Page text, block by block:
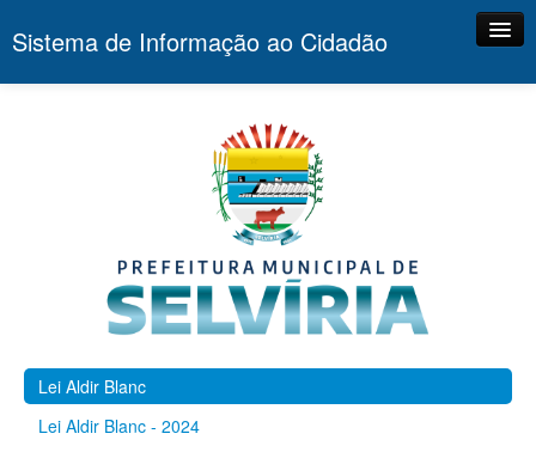
Sistema de Informação ao Cidadão
Lei Aldir Blanc
Lei Aldir Blanc - 2024